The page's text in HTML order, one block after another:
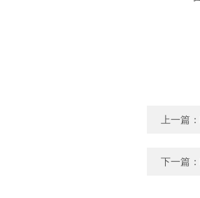
上一篇：
下一篇：